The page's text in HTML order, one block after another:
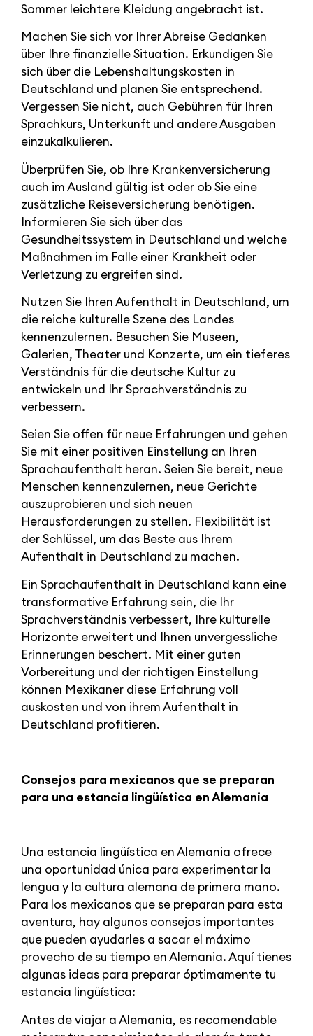
Sommer leichtere Kleidung angebracht ist.
Machen Sie sich vor Ihrer Abreise Gedanken
über Ihre finanzielle Situation. Erkundigen Sie
sich über die Lebenshaltungskosten in
Deutschland und planen Sie entsprechend.
Vergessen Sie nicht, auch Gebühren für Ihren
Sprachkurs, Unterkunft und andere Ausgaben
einzukalkulieren.
Überprüfen Sie, ob Ihre Krankenversicherung
auch im Ausland gültig ist oder ob Sie eine
zusätzliche Reiseversicherung benötigen.
Informieren Sie sich über das
Gesundheitssystem in Deutschland und welche
Maßnahmen im Falle einer Krankheit oder
Verletzung zu ergreifen sind.
Nutzen Sie Ihren Aufenthalt in Deutschland, um
die reiche kulturelle Szene des Landes
kennenzulernen. Besuchen Sie Museen,
Galerien, Theater und Konzerte, um ein tieferes
Verständnis für die deutsche Kultur zu
entwickeln und Ihr Sprachverständnis zu
verbessern.
Seien Sie offen für neue Erfahrungen und gehen
Sie mit einer positiven Einstellung an Ihren
Sprachaufenthalt heran. Seien Sie bereit, neue
Menschen kennenzulernen, neue Gerichte
auszuprobieren und sich neuen
Herausforderungen zu stellen. Flexibilität ist
der Schlüssel, um das Beste aus Ihrem
Aufenthalt in Deutschland zu machen.
Ein Sprachaufenthalt in Deutschland kann eine
transformative Erfahrung sein, die Ihr
Sprachverständnis verbessert, Ihre kulturelle
Horizonte erweitert und Ihnen unvergessliche
Erinnerungen beschert. Mit einer guten
Vorbereitung und der richtigen Einstellung
können Mexikaner diese Erfahrung voll
auskosten und von ihrem Aufenthalt in
Deutschland profitieren.
Consejos para mexicanos que se preparan
para una estancia lingüística en Alemania
Una estancia lingüística en Alemania ofrece
una oportunidad única para experimentar la
lengua y la cultura alemana de primera mano.
Para los mexicanos que se preparan para esta
aventura, hay algunos consejos importantes
que pueden ayudarles a sacar el máximo
provecho de su tiempo en Alemania. Aquí tienes
algunas ideas para preparar óptimamente tu
estancia lingüística:
Antes de viajar a Alemania, es recomendable